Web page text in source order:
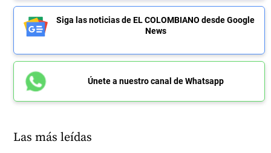
Siga las noticias de EL COLOMBIANO desde Google
News
Únete a nuestro canal de Whatsapp
Las más leídas